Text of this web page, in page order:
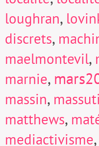
loughran,
discrets,
maelmontevil,
marnie,
massin, massuti
matthews,
mediactivisme,